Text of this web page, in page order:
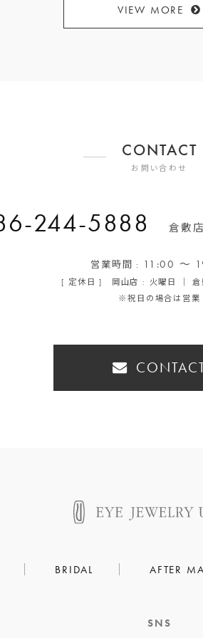
VIEW MORE
CONTACT
お問い合わせ
244-5888 倉敷
営業時間 : 11:00 ～
[ 定休日 ] 岡山店 : 火曜日 ｜ 倉
※祝日の場合は営業
BRIDAL AFTER
SNS